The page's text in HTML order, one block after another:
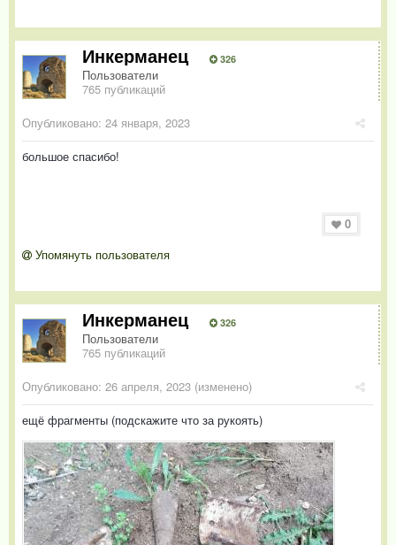
Инкерманец 326
Пользователи
765 публикаций
Опубликовано: 24 января, 2023
большое спасибо!
0
Упомянуть пользователя
Инкерманец 326
Пользователи
765 публикаций
Опубликовано: 26 апреля, 2023 (изменено)
ещё фрагменты (подскажите что за рукоять)